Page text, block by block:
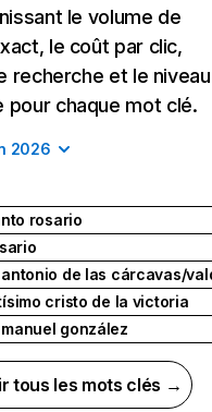
le volume de
le coût par clic,
recherche et le
pour chaque mot clé.
2026
rosario
de las cárcavas/
cristo de la victoria
gonzález
tous les mots clés →